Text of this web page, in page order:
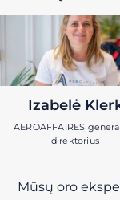
Izabelė
AEROAFFAIRES
direktorius
Mūsų oro